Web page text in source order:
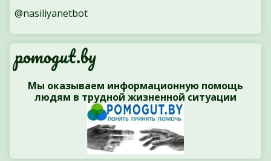
@nasiliyanetbot
pomogut.by
Мы оказываем информационную помощь
людям в трудной жизненной ситуации